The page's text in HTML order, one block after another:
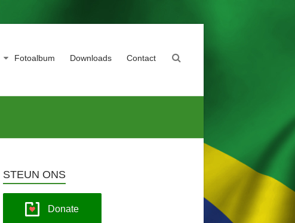
Fotoalbum Downloads Contact
STEUN ONS
Donate